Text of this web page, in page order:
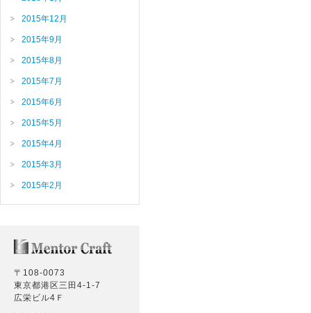
2015年12月
2015年9月
2015年8月
2015年7月
2015年6月
2015年5月
2015年4月
2015年3月
2015年2月
〒108-0073
東京都港区三田4-1-7
広栄ビル4Ｆ